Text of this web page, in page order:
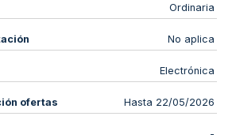
Ordinaria
No aplica
Electrónica
ofertas Hasta 22/05/2026